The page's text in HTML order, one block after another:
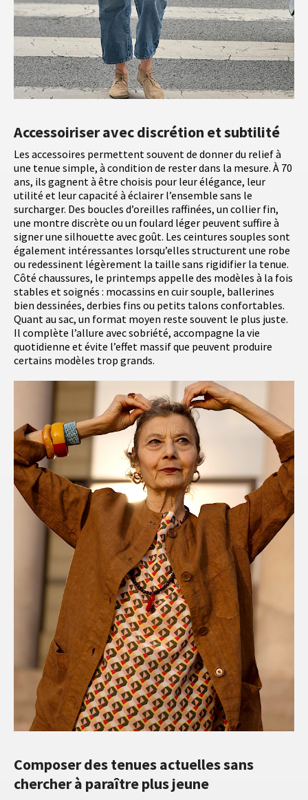
Accessoiriser avec discrétion et subtilité
Les accessoires permettent souvent de donner du relief à
une tenue simple, à condition de rester dans la mesure. À 70
ans, ils gagnent à être choisis pour leur élégance, leur
utilité et leur capacité à éclairer l’ensemble sans le
surcharger. Des boucles d’oreilles raffinées, un collier fin,
une montre discrète ou un foulard léger peuvent suffire à
signer une silhouette avec goût. Les ceintures souples sont
également intéressantes lorsqu’elles structurent une robe
ou redessinent légèrement la taille sans rigidifier la tenue.
Côté chaussures, le printemps appelle des modèles à la fois
stables et soignés : mocassins en cuir souple, ballerines
bien dessinées, derbies fins ou petits talons confortables.
Quant au sac, un format moyen reste souvent le plus juste.
Il complète l’allure avec sobriété, accompagne la vie
quotidienne et évite l’effet massif que peuvent produire
certains modèles trop grands.
Composer des tenues actuelles sans
chercher à paraître plus jeune